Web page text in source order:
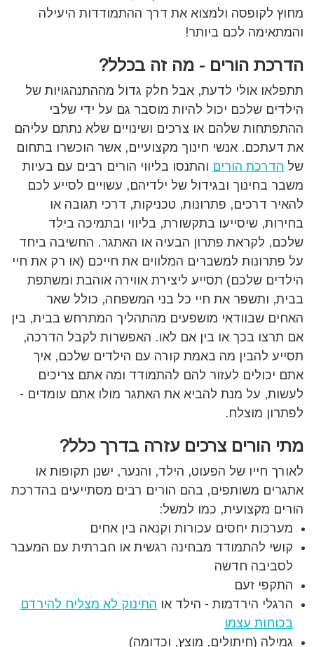
מחוץ לקופסה ולמצוא את דרך ההתמודדות היעילה
והמתאימה לכם ביותר!
הדרכת הורים - מה זה בכלל?
תתפלאו אולי לדעת, אבל חלק גדול מההתנהגויות של
הילדים שלכם יכול להיות מוסבר גם על ידי שלבי
ההתפתחות שלהם או צרכים ושינויים שלא נתתם עליהם
את דעתכם. אנשי חינוך מקצועיים, אשר הוכשרו בתחום
של הדרכת הורים והתנסו בליווי הורים רבים עם בעיות
משבר בחינוך ובגידול של ילדיהם, עשויים לסייע לכם
להאיר דרכים, פתרונות, טכניקות, דרכי תגובה או
בחירות, שיסייעו בתקשורת, בליווי ובתמיכה בילד
שלכם, לקראת פתרון הבעיה או האתגר. החשיבה ביחד
על פתרונות למשברים המלווים את חייכם (או רק את חיי
הילדים שלכם) תסייע ליצירת אווירה אוהבת ומשתפת
בבית, ותשפר את חיי כל בני המשפחה, כולל שאר
האחים שבוודאי מושפעים מהתהליך המתרחש בבית, בין
אם תרצו בכך או בין אם לאו. האפשרות לקבל הדרכה,
תסייע להבין מה באמת קורה עם הילדים שלכם, איך
אתם יכולים לעזור להם להתמודד ומה אתם צריכים
לעשות, על מנת להביא את האתגר מולו אתם עומדים -
לפתרון מוצלח.
מתי הורים צרכים עזרה בדרך כלל?
לאורך חייו של הפעוט, הילד, והנער, ישנן תקופות או
אתגרים משותפים, בהם הורים רבים מסתייעים בהדרכת
הורים מקצועית, כמו למשל:
מערכות יחסים עכורות וקנאה בין אחים
קושי להתמודד מבחינה רגשית או חברתית עם המעבר
לסביבה חדשה
התקפי זעם
הרגלי הירדמות - הילד או התינוק לא מצליח להירדם
בכוחות עצמו
גמילה (חיתולים, מוצץ, וכדומה)